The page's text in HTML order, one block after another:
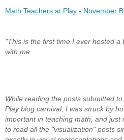
Math Teachers at Play - November
"This is the first time I ever hosted
with me.
While reading the posts submitted
Play blog carnival, I was struck by
important in teaching math, and just
to read all the "visualization" posts